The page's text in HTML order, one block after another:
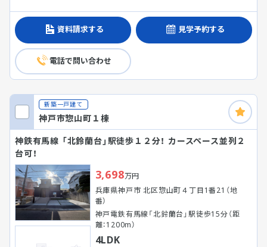
資料請求する 見学予約する
電話で問い合わせ
新築一戸建て
神戸市惣山町１棟
神鉄有馬線 「北鈴蘭台」駅徒歩１２分！ カースペース並列２
台可！
3,698万円
兵庫県神戸市 北区惣山町４丁目1番21（地
番）
神戸電鉄有馬線「北鈴蘭台」駅徒歩15分（距
離：1200m）
4LDK